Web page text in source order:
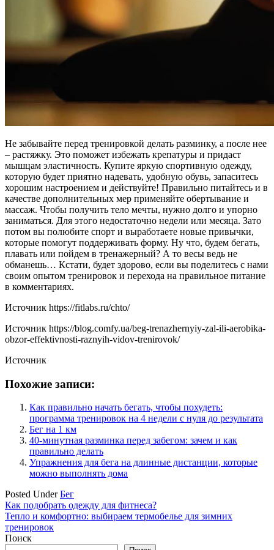
Не забывайте перед тренировкой делать разминку, а после нее
– растяжку. Это поможет избежать крепатуры и придаст
мышцам эластичность. Купите яркую спортивную одежду,
которую будет приятно надевать, удобную обувь, запаситесь
хорошим настроением и действуйте! Правильно питайтесь и в
качестве дополнительных мер применяйте обертывание и
массаж. Чтобы получить тело мечты, нужно долго и упорно
заниматься. Для этого недостаточно недели или месяца. Зато
потом вы полюбите спорт и выработаете новые привычки,
которые помогут поддерживать форму. Ну что, будем бегать,
плавать или пойдем в тренажерный? А то весы ведь не
обманешь… Кстати, будет здорово, если вы поделитесь с нами
своим опытом тренировок и перехода на правильное питание
в комментариях.
Источник https://fitlabs.ru/chto/
Источник https://blog.comfy.ua/beg-trenazhernyiy-zal-ili-aerobika-
obzor-effektivnosti-raznyih-vidov-trenirovok/
Источник
Похожие записи:
Как правильно начать бегать, чтобы похудеть:
программа тренировок на 4 недели с нуля до результата
Бег на 1 км
40-минутная разминка перед забегом: зачем и как
правильно делать
Упражнения для бега на длинные дистанции, которые
можно выполнять дома
Posted UnderБег
Навигация
по
записям
Как подобрать одежду для фитнеса?
Тепло и комфортно: выбираем термобелье для зимних
тренировок
Поиск